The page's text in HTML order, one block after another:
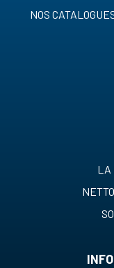
NOS
LA